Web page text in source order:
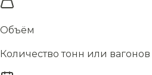
Объём
Количество тонн или вагонов